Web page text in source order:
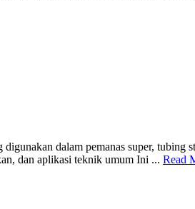
dalam pemanas super, tubing
dan aplikasi teknik umum Ini ... Read